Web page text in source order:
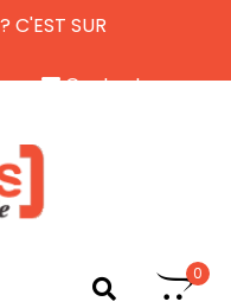
C'EST SUR
Contactez-nous
0